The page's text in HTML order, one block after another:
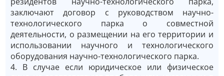
заключают договор с руководством научно-
технологического парка о совместной
деятельности, о размещении на его территории и
использовании научного и технологического
оборудования научно-технологического парка.
4. В случае если юридическое или физическое